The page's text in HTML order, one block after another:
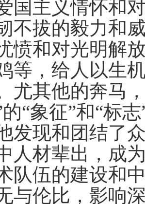
国主义情怀和
不拔的毅力和
愤和对光明解
等，给人以生
尤其他的奔马
“象征”和“标
发现和团结了
人材辈出，成
队伍的建设和
与伦比，影响